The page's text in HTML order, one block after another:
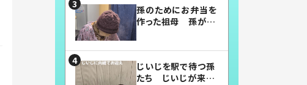
孫のためにお弁当を
作った祖母 孫が絶
じいじを駅で待つ孫
たち じいじが来た